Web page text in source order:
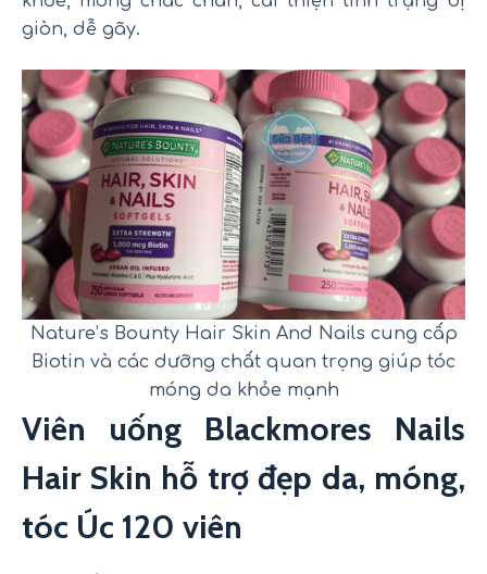
giòn, dễ gãy.
Nature’s Bounty Hair Skin And Nails cung cấp
Biotin và các dưỡng chất quan trọng giúp tóc
móng da khỏe mạnh
Viên uống Blackmores Nails
Hair Skin hỗ trợ đẹp da, móng,
tóc Úc 120 viên